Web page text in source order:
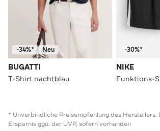
-34%* Neu
BUGATTI
T-Shirt nachtblau
-30%*
NIKE
Funktions-
* Unverbindliche Preisempfehlung des Herstellers.
Ersparnis ggü. der UVP, sofern vorhanden